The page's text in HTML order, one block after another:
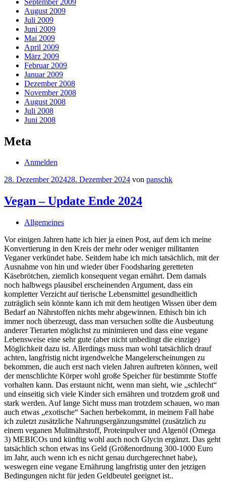
August 2009
Juli 2009
Juni 2009
Mai 2009
April 2009
März 2009
Februar 2009
Januar 2009
Dezember 2008
November 2008
August 2008
Juli 2008
Juni 2008
Meta
Anmelden
28. Dezember 202428. Dezember 2024 von panschk
Vegan – Update Ende 2024
Allgemeines
Vor einigen Jahren hatte ich hier ja einen Post, auf dem ich meine
Konvertierung in den Kreis der mehr oder weniger militanten
Veganer verkündet habe. Seitdem habe ich mich tatsächlich, mit der
Ausnahme von hin und wieder über Foodsharing geretteten
Käsebrötchen, ziemlich konsequent vegan ernährt. Dem damals
noch halbwegs plausibel erscheinenden Argument, dass ein
kompletter Verzicht auf tierische Lebensmittel gesundheitlich
zuträglich sein könnte kann ich mit dem heutigen Wissen über dem
Bedarf an Nährstoffen nichts mehr abgewinnen. Ethisch bin ich
immer noch überzeugt, dass man versuchen sollte die Ausbeutung
anderer Tierarten möglichst zu minimieren und dass eine vegane
Lebensweise eine sehr gute (aber nicht unbedingt die einzige)
Möglichkeit dazu ist. Allerdings muss man wohl tatsächlich drauf
achten, langfristig nicht irgendwelche Mangelerscheinungen zu
bekommen, die auch erst nach vielen Jahren auftreten können, weil
der menschlichte Körper wohl große Speicher für bestimmte Stoffe
vorhalten kann. Das erstaunt nicht, wenn man sieht, wie „schlecht“
und einseitig sich viele Kinder sich ernähren und trotzdem groß und
stark werden. Auf lange Sicht muss man trotzdem schauen, wo man
auch etwas „exotische“ Sachen herbekommt, in meinem Fall habe
ich zuletzt zusätzliche Nahrungsergänzungsmittel (zusätzlich zu
einem veganen Mulitnährstoff, Proteinpulver und Algenöl (Omega
3) MEBICOs und künftig wohl auch noch Glycin ergänzt. Das geht
tatsächlich schon etwas ins Geld (Größenordnung 300-1000 Euro
im Jahr, auch wenn ich es nicht genau durchgerechnet habe),
weswegen eine vegane Ernährung langfristig unter den jetzigen
Bedingungen nicht für jeden Geldbeutel geeignet ist..